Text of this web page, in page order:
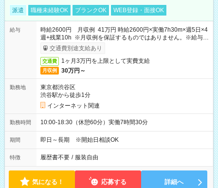
派遣 職種未経験OK ブランクOK WEB登録・面接OK
給与
時給2600円 月収例 41万円 時給2600円×実働7h30m×週5日×4
週+残業10h ※月収例を保証するものではありません。※給与即
受取りサービス利用可（利用条件有）
交通費別途支給あり
交通費 1ヶ月3万円を上限として実費支給
月収例 30万円～
勤務地
東京都渋谷区
渋谷駅から徒歩1分
インターネット関連
勤務時間 10:00-18:30（休憩60分）実働7時間30分
期間 即日～長期 ※開始日相談OK
特徴 履歴書不要 / 服装自由
気になる！ 応募する 詳細へ